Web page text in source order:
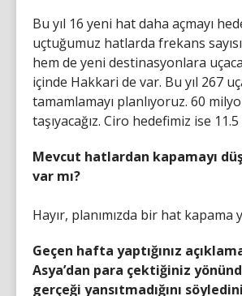
Bu yıl 16 yeni hat daha açmayı
uçtuğumuz hatlarda frekans
hem de yeni destinasyonlara
içinde Hakkari de var. Bu yıl 267
tamamlamayı planlıyoruz. 60
taşıyacağız. Ciro hedefimiz ise
Mevcut hatlardan kapamayı
var mı?
Hayır, planımızda bir hat kapama
Geçen hafta yaptığınız
Asya’dan para çektiğiniz
gerçeği yansıtmadığını